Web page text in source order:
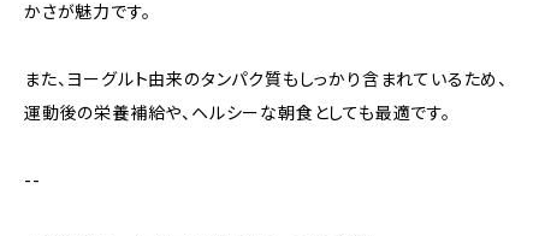
かさが魅力です。
また、ヨーグルト由来のタンパク質もしっかり含まれているため、
運動後の栄養補給や、ヘルシーな朝食としても最適です。
--